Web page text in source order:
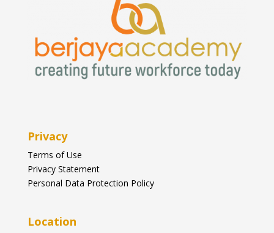
Privacy
Terms of Use
Privacy Statement
Personal Data Protection Policy
Location